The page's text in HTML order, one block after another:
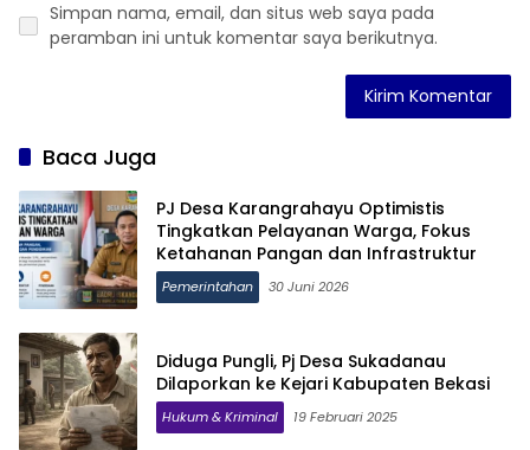
Simpan nama, email, dan situs web saya pada
peramban ini untuk komentar saya berikutnya.
Baca Juga
PJ Desa Karangrahayu Optimistis
Tingkatkan Pelayanan Warga, Fokus
Ketahanan Pangan dan Infrastruktur
Pemerintahan 30 Juni 2026
Diduga Pungli, Pj Desa Sukadanau
Dilaporkan ke Kejari Kabupaten Bekasi
Hukum & Kriminal 19 Februari 2025